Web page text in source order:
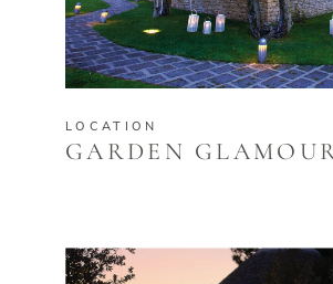
LOCATION
GARDEN